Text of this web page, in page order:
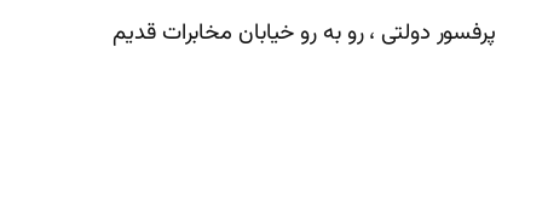
پرفسور دولتی ، رو به رو خیابان مخابرات قدیم